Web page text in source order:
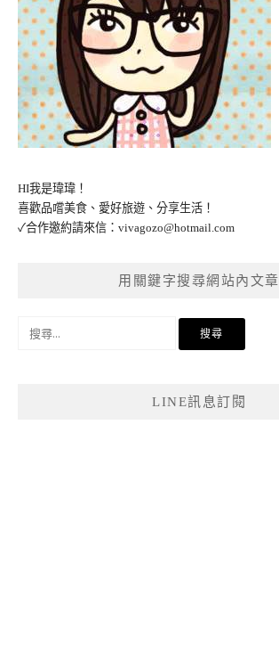
HI我是瑋瑋！
喜歡品嚐美食、愛好旅遊、分享生活！
✓合作邀約請來信： vivagozo@hotmail.com
用關鍵字搜尋網站內文章
LINE訊息訂閱